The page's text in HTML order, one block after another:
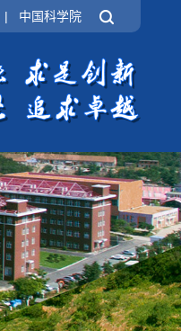
| 中国科学院